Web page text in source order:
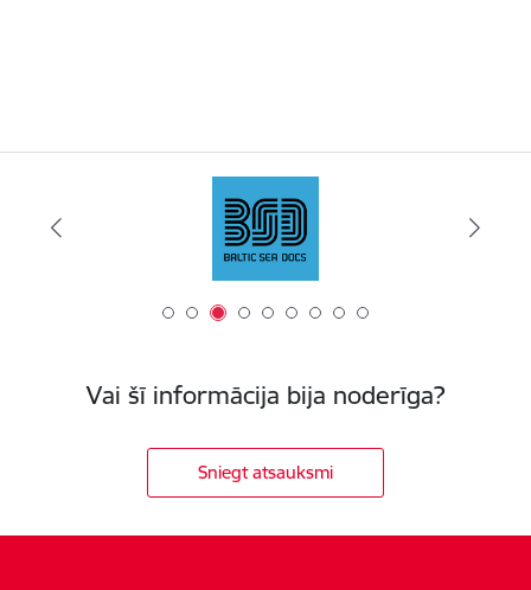
Vai šī informācija bija noderīga?
Sniegt atsauksmi